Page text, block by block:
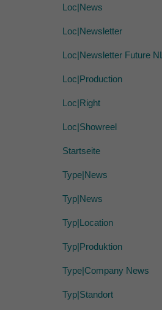
Loc|News
Loc|Newsletter
Loc|Newsletter Future NL
Loc|Production
Loc|Right
Loc|Showreel
Startseite
Type|News
Typ|News
Typ|Location
Typ|Produktion
Type|Company News
Typ|Standort